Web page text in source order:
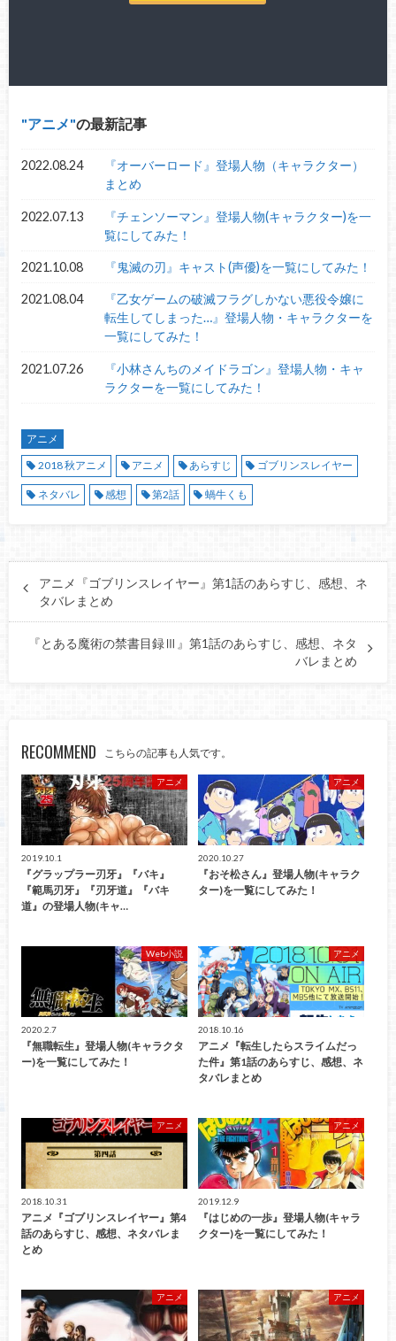
アニメ の最新記事
2022.08.24
『オーバーロード』登場人物（キャラクター）
まとめ
2022.07.13
『チェンソーマン』登場人物(キャラクター)を一
覧にしてみた！
2021.10.08 『鬼滅の刃』キャスト(声優)を一覧にしてみた！
2021.08.04
『乙女ゲームの破滅フラグしかない悪役令嬢に
転生してしまった…』登場人物・キャラクターを
一覧にしてみた！
2021.07.26
『小林さんちのメイドラゴン』登場人物・キャ
ラクターを一覧にしてみた！
アニメ
2018 秋アニメ
アニメ あらすじ ゴブリンスレイヤー
ネタバレ 感想 第2話 蝸牛くも
アニメ『ゴブリンスレイヤー』第1話のあらすじ、感想、ネ
タバレまとめ
『とある魔術の禁書目録Ⅲ』第1話のあらすじ、感想、ネタ
バレまとめ
RECOMMEND こちらの記事も人気です。
アニメ
2019.10.1
『グラップラー刃牙』『バキ』
『範馬刃牙』『刃牙道』『バキ
道』の登場人物(キャ…
アニメ
2020.10.27
『おそ松さん』登場人物(キャラク
ター)を一覧にしてみた！
Web小説
2020.2.7
『無職転生』登場人物(キャラクタ
ー)を一覧にしてみた！
アニメ
2018.10.16
アニメ『転生したらスライムだっ
た件』第1話のあらすじ、感想、ネ
タバレまとめ
アニメ
2018.10.31
アニメ『ゴブリンスレイヤー』第4
話のあらすじ、感想、ネタバレま
とめ
アニメ
2019.12.9
『はじめの一歩』登場人物(キャラ
クター)を一覧にしてみた！
アニメ アニメ